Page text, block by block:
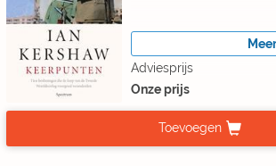
Meer
Adviesprijs
Onze prijs
Toevoegen